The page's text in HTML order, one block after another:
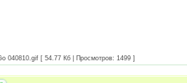
040810.gif [ 54.77 Кб | Просмотров: 1499 ]